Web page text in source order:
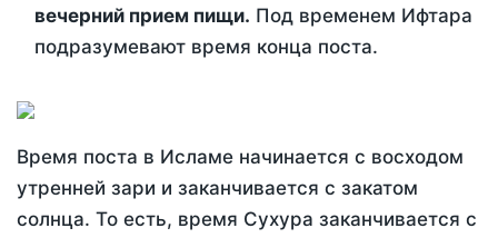
вечерний прием пищи. Под временем Ифтара
подразумевают время конца поста.
Время поста в Исламе начинается с восходом
утренней зари и заканчивается с закатом
солнца. То есть, время Сухура заканчивается с